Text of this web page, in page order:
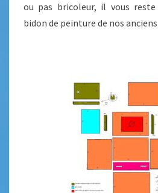
ou pas bricoleur, il vous
bidon de peinture de nos